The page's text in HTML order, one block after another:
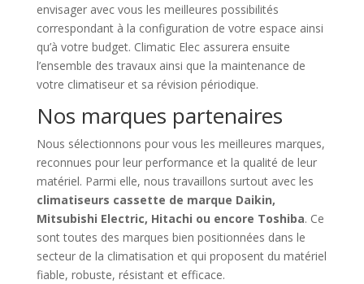
envisager avec vous les meilleures possibilités
correspondant à la configuration de votre espace ainsi
qu’à votre budget. Climatic Elec assurera ensuite
l’ensemble des travaux ainsi que la maintenance de
votre climatiseur et sa révision périodique.
Nos marques partenaires
Nous sélectionnons pour vous les meilleures marques,
reconnues pour leur performance et la qualité de leur
matériel. Parmi elle, nous travaillons surtout avec les
climatiseurs cassette de marque Daikin,
Mitsubishi Electric, Hitachi ou encore Toshiba. Ce
sont toutes des marques bien positionnées dans le
secteur de la climatisation et qui proposent du matériel
fiable, robuste, résistant et efficace.